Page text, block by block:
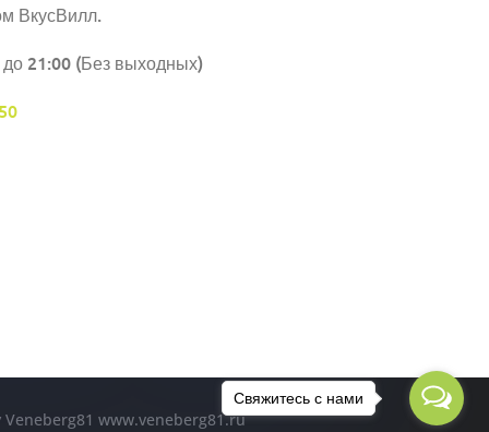
ВкусВилл.
21:00 (Без выходных)
www.veneberg81.ru
Свяжитесь с нами